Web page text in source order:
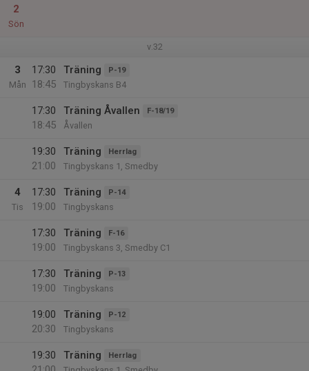
2
Sön
v.32
3
Mån
17:30
18:45
Träning P-19
Tingbyskans B4
17:30
18:45
Träning Åvallen F-18/19
Åvallen
19:30
21:00
Träning Herrlag
Tingbyskans 1, Smedby
4
Tis
17:30
19:00
Träning P-14
Tingbyskans
17:30
19:00
Träning F-16
Tingbyskans 3, Smedby C1
17:30
19:00
Träning P-13
Tingbyskans
19:00
20:30
Träning P-12
Tingbyskans
19:30
Träning Herrlag